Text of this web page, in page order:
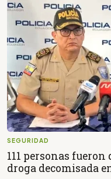
SEGURIDAD
111 personas
droga decomisada